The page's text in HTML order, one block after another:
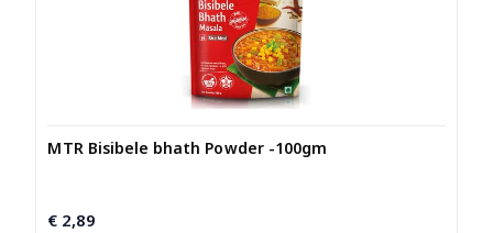
MTR Bisibele bhath Powder -100gm
€ 2,89